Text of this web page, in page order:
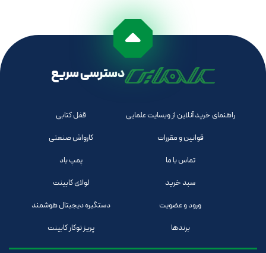
دسترسی سریع
راهنمای خرید آنلاین از وبسایت علمایی
قوانین و مقررات
تماس با ما
سبد خرید
ورود و عضویت
برندها
قفل کتابی
کارواش صنعتی
پمپ باد
لولای کابینت
دستگیره دیجیتال هوشمند
پریز توکار کابینت